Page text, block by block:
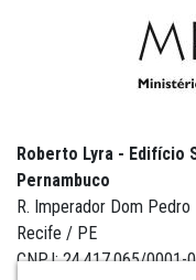
Roberto Lyra - Edifício
Pernambuco
R. Imperador Dom
Recife / PE
CNPJ: 24.417.065/